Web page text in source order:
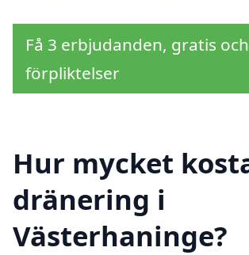
Få 3 erbjudanden, gratis
förpliktelser
Hur mycket
dränering i
Västerhaninge?